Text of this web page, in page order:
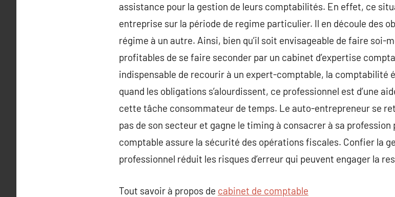
assistance pour la gestion de leurs comptabilités. En effet, ce
entreprise sur la période de regime particulier. Il en découle des
régime à un autre. Ainsi, bien qu’il soit envisageable de faire
profitables de se faire seconder par un cabinet d’expertise
indispensable de recourir à un expert-comptable, la comptabilité
quand les obligations s’alourdissent, ce professionnel est d’une
cette tâche consommateur de temps. Le auto-entrepreneur se
pas de son secteur et gagne le timing à consacrer à sa profession
comptable assure la sécurité des opérations fiscales. Confier la
professionnel réduit les risques d’erreur qui peuvent engager la
Tout savoir à propos de cabinet de comptable